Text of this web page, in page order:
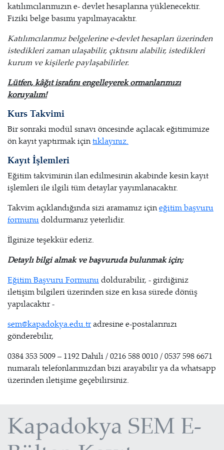
katılımcılarımızın e- devlet hesaplarına yüklenecektir.
Fiziki belge basımı yapılmayacaktır.
Katılımcılarımız belgelerine e-devlet hesapları üzerinden
istedikleri zaman ulaşabilir, çıktısını alabilir, istedikleri
kurum ve kişilerle paylaşabilirler.
Lütfen, kâğıt israfını engelleyerek ormanlarımızı
koruyalım!
Kurs Takvimi
Bir sonraki modül sınavı öncesinde açılacak eğitimimize
ön kayıt yaptırmak içintıklayınız.
Kayıt İşlemleri
Eğitim takviminin ilan edilmesinin akabinde kesin kayıt
işlemleri ile ilgili tüm detaylar yayımlanacaktır.
Takvim açıklandığında sizi aramamız içineğitim başvuru
formunudoldurmanız yeterlidir.
İlginize teşekkür ederiz.
Detaylı bilgi almak ve başvuruda bulunmak için;
Eğitim Başvuru Formunudoldurabilir, - girdiğiniz
iletişim bilgileri üzerinden size en kısa sürede dönüş
yapılacaktır -
sem@kapadokya.edu.tradresine e-postalarınızı
gönderebilir,
0384 353 5009 – 1192 Dahili / 0216 588 0010 / 0537 598 6671
numaralı telefonlarımızdan bizi arayabilir ya da whatsapp
üzerinden iletişime geçebilirsiniz.
Kapadokya SEM E-